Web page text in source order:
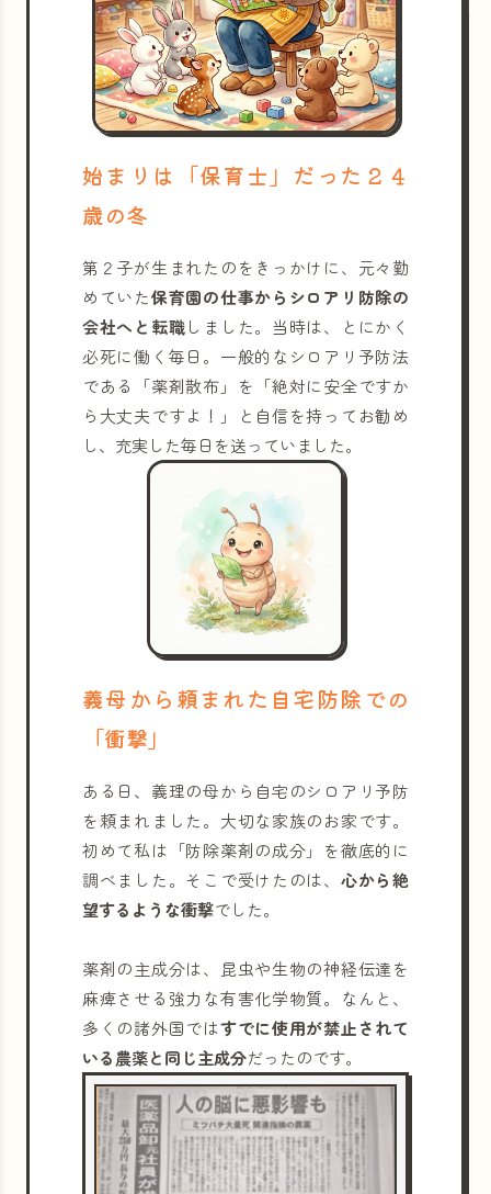
始まりは「保育士」だった２４
歳の冬
第２子が生まれたのをきっかけに、元々勤
めていた保育園の仕事からシロアリ防除の
会社へと転職しました。当時は、とにかく
必死に働く毎日。一般的なシロアリ予防法
である「薬剤散布」を「絶対に安全ですか
ら大丈夫ですよ！」と自信を持ってお勧め
し、充実した毎日を送っていました。
義母から頼まれた自宅防除での
「衝撃」
ある日、義理の母から自宅のシロアリ予防
を頼まれました。大切な家族のお家です。
初めて私は「防除薬剤の成分」を徹底的に
調べました。そこで受けたのは、 心から絶
望するような衝撃でした。
薬剤の主成分は、昆虫や生物の神経伝達を
麻痺させる強力な有害化学物質。なんと、
多くの諸外国ではすでに使用が禁止されて
いる農薬と同じ主成分だったのです。